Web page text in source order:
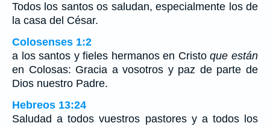
Todos los santos os saludan, especialmente los de
la casa del César.
Colosenses 1:2
a los santos y fieles hermanos en Cristoque están
en Colosas: Gracia a vosotros y paz de parte de
Dios nuestro Padre.
Hebreos 13:24
Saludad a todos vuestros pastores y a todos los